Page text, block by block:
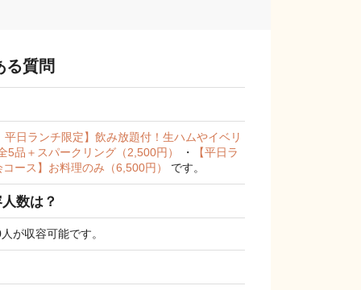
る質問
日ランチ限定】飲み放題付！生ハムやイベリ
5品＋スパークリング（2,500円）
・
【平日ラ
ース】お料理のみ（6,500円） です。
数は？
が収容可能です。